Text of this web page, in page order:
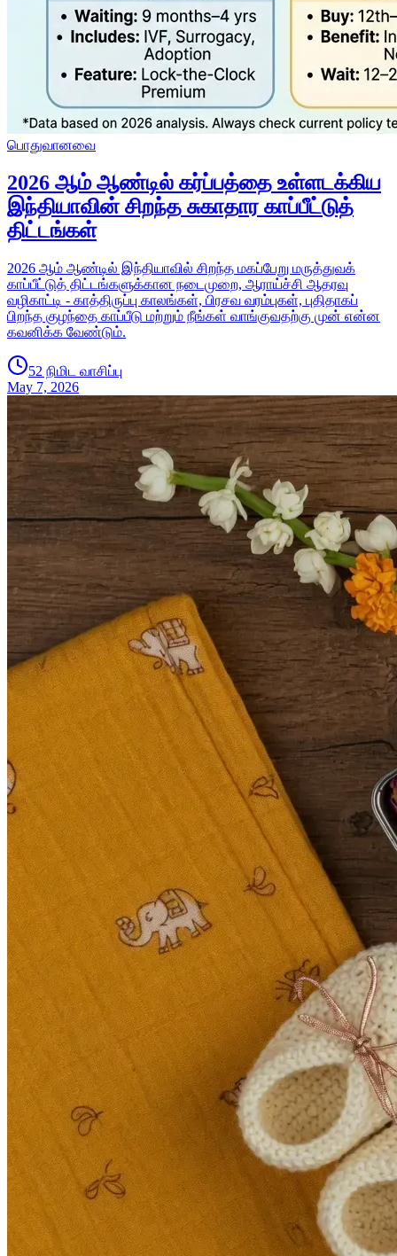
பொதுவானவை
2026 ஆம் ஆண்டில் கர்ப்பத்தை உள்ளடக்கிய
இந்தியாவின் சிறந்த சுகாதார காப்பீட்டுத்
திட்டங்கள்
2026 ஆம் ஆண்டில் இந்தியாவில் சிறந்த மகப்பேறு மருத்துவக்
காப்பீட்டுத் திட்டங்களுக்கான நடைமுறை, ஆராய்ச்சி ஆதரவு
வழிகாட்டி - காத்திருப்பு காலங்கள், பிரசவ வரம்புகள், புதிதாகப்
பிறந்த குழந்தை காப்பீடு மற்றும் நீங்கள் வாங்குவதற்கு முன் என்ன
கவனிக்க வேண்டும்.
52 நிமிட வாசிப்பு
May 7, 2026